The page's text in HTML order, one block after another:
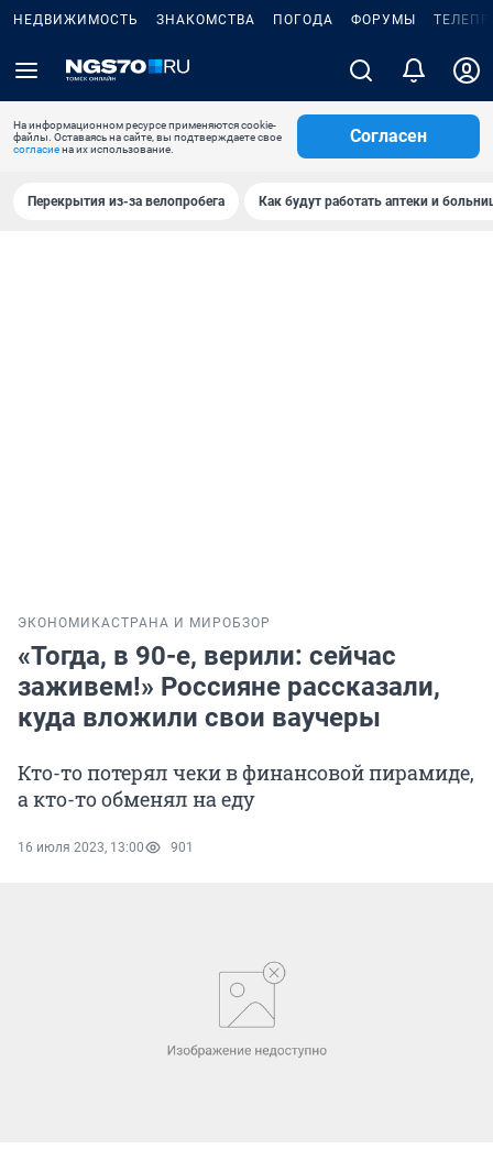
НЕДВИЖИМОСТЬ ЗНАКОМСТВА ПОГОДА ФОРУМЫ
На информационном ресурсе применяются cookie-
файлы. Оставаясь на сайте, вы подтверждаете свое
согласиена их использование.
Согласен
Перекрытия из-за велопробега Как будут работать аптеки и
ЭКОНОМИКАСТРАНА И МИРОБЗОР
«Тогда, в 90-е, верили: сейчас
заживем!» Россияне рассказали,
куда вложили свои ваучеры
Кто-то потерял чеки в финансовой пирамиде,
а кто-то обменял на еду
16 июля 2023, 13:00 901